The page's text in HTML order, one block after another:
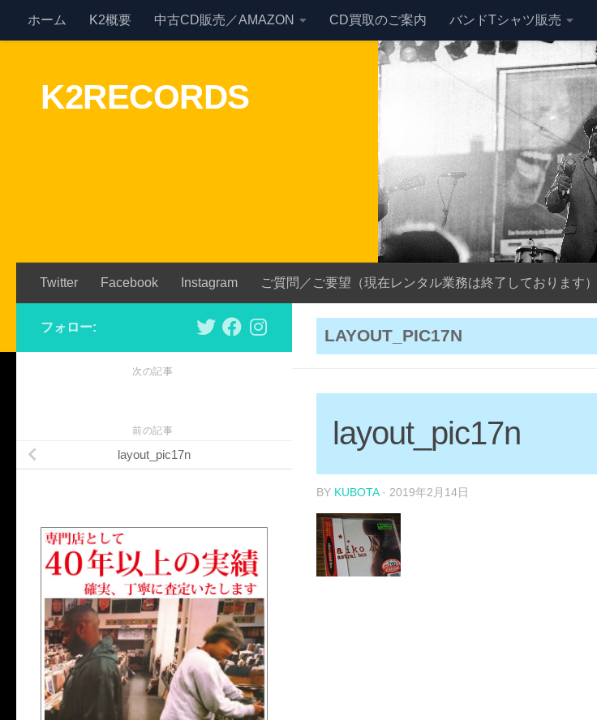
Skip to content
ホーム K2概要 中古CD販売／AMAZON CD買取のご案内 バンドTシャツ販売
K2RECORDS
Twitter Facebook Instagram ご質問／ご要望（現在レンタル業務は終了しております）
LAYOUT_PIC17N
layout_pic17n
BY KUBOTA · 2019年2月14日
フォロー:
次の記事
前の記事
layout_pic17n